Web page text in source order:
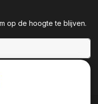
op de hoogte te blijven.